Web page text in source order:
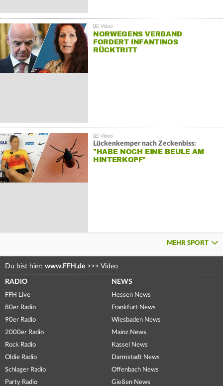
NORWEGENS VERBAND
FORDERT INFANTINOS
RÜCKTRITT
Lückenkemper nach Zeckenbiss:
"HABE NOCH EINE BEULE AM
HINTERKOPF"
MEHR SPORT
Du bist hier: www.FFH.de >>> Video
RADIO
FFH Live
80er Radio
90er Radio
2000er Radio
Rock Radio
Oldie Radio
Schlager Radio
Party Radio
NEWS
Hessen News
Frankfurt News
Wiesbaden News
Mainz News
Kassel News
Darmstadt News
Offenbach News
Gießen News